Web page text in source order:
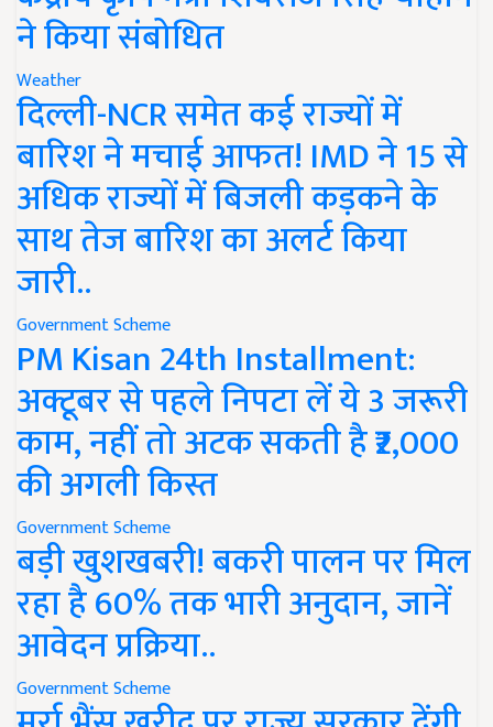
ने किया संबोधित
Weather
दिल्ली-NCR समेत कई राज्यों में
बारिश ने मचाई आफत! IMD ने 15 से
अधिक राज्यों में बिजली कड़कने के
साथ तेज बारिश का अलर्ट किया
जारी..
Government Scheme
PM Kisan 24th Installment:
अक्टूबर से पहले निपटा लें ये 3 जरूरी
काम, नहीं तो अटक सकती है ₹2,000
की अगली किस्त
Government Scheme
बड़ी खुशखबरी! बकरी पालन पर मिल
रहा है 60% तक भारी अनुदान, जानें
आवेदन प्रक्रिया..
Government Scheme